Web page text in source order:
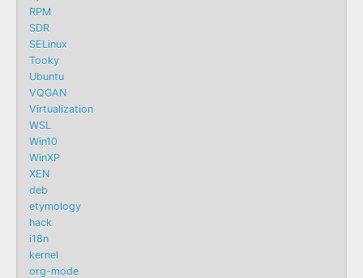
RPM
SDR
SELinux
Tooky
Ubuntu
VQGAN
Virtualization
WSL
Win10
WinXP
XEN
deb
etymology
hack
i18n
kernel
org-mode